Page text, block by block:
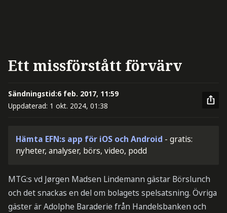
Ett missförstått förvärv
Sändningstid:6 feb. 2017, 11:59
Uppdaterad: 1 okt. 2024, 01:38
Hämta EFN:s app för iOS och Android - gratis:
nyheter, analyser, börs, video, podd
MTG:s vd Jørgen Madsen Lindemann gästar Börslunch
och det snackas en del om bolagets spelsatsning. Övriga
gäster är Adolphe Baraderie från Handelsbanken och